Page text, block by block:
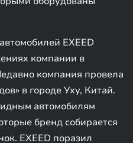
EXEED
компании в
компания провела
в городе Уху, Китай.
автомобилям
бренд собирается
EXEED поразил